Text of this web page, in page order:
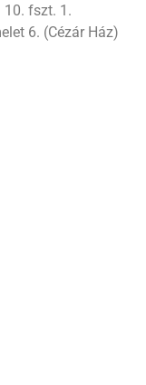
10. fszt. 1.
6. (Cézár Ház)